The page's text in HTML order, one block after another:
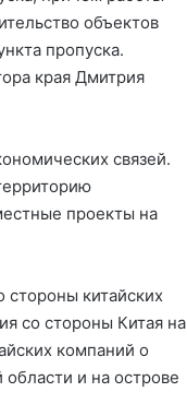
объектов
пропуска.
края Дмитрия
связей.
проекты на
стороны китайских
со стороны Китая на
компаний о
и на острове